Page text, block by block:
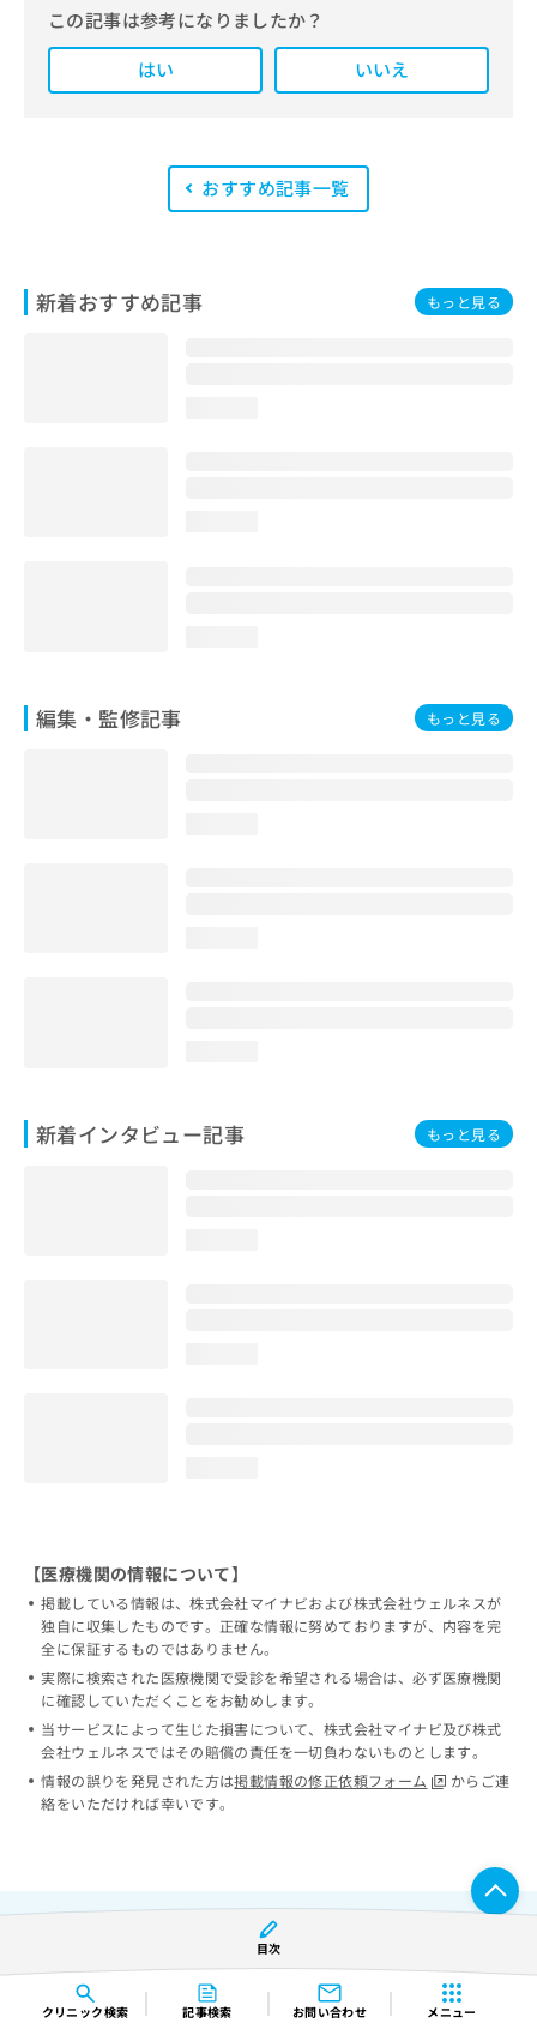
クリニック検索 記事検索 お問い合わせ メニュー
また、医療広告ガイドラインに準拠し
た編集体制を整えており、編集部内に
は、一般社団法人薬機法医療法規格協
います。
この記事は参考になりましたか？
はい
いいえ
おすすめ記事一覧
目次
新着おすすめ記事 もっと見る
編集・監修記事 もっと見る
新着インタビュー記事 もっと見る
【医療機関の情報について】
掲載している情報は、株式会社マイナビおよび株式会社ウェルネスが
独自に収集したものです。正確な情報に努めておりますが、内容を完
全に保証するものではありません。
実際に検索された医療機関で受診を希望される場合は、必ず医療機関
に確認していただくことをお勧めします。
当サービスによって生じた損害について、株式会社マイナビ及び株式
会社ウェルネスではその賠償の責任を一切負わないものとします。
情報の誤りを発見された方は掲載情報の修正依頼フォーム
からご連
絡をいただければ幸いです。
都道府県から探す